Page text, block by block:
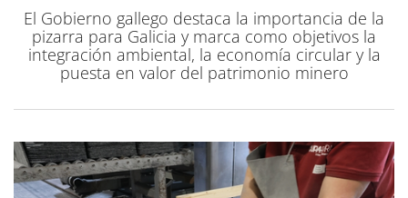
El Gobierno gallego destaca la importancia de la
pizarra para Galicia y marca como objetivos la
integración ambiental, la economía circular y la
puesta en valor del patrimonio minero